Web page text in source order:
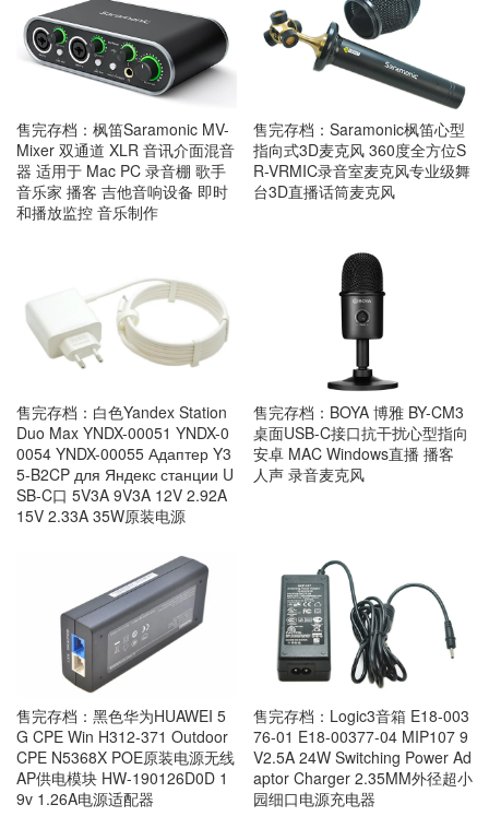
售完存档：枫笛Saramonic MV-
Mixer 双通道 XLR 音讯介面混音
器 适用于 Mac PC 录音棚 歌手
音乐家 播客 吉他音响设备 即时
和播放监控 音乐制作
售完存档：Saramonic枫笛心型
指向式3D麦克风 360度全方位S
R-VRMIC录音室麦克风专业级舞
台3D直播话筒麦克风
售完存档：白色Yandex Station
Duo Max YNDX-00051 YNDX-0
0054 YNDX-00055 Адаптер Y3
5-B2CP для Яндекс станции U
SB-C口 5V3A 9V3A 12V 2.92A
15V 2.33A 35W原装电源
售完存档：BOYA 博雅 BY-CM3
桌面USB-C接口抗干扰心型指向
安卓 MAC Windows直播 播客
人声 录音麦克风
售完存档：黑色华为HUAWEI 5
G CPE Win H312-371 Outdoor
CPE N5368X POE原装电源无线
AP供电模块 HW-190126D0D 1
9v 1.26A电源适配器
售完存档：Logic3音箱 E18-003
76-01 E18-00377-04 MIP107 9
V2.5A 24W Switching Power Ad
aptor Charger 2.35MM外径超小
园细口电源充电器